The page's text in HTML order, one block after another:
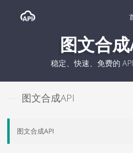
图文合
稳定、快速、免费的
图文合成API
图文合成API